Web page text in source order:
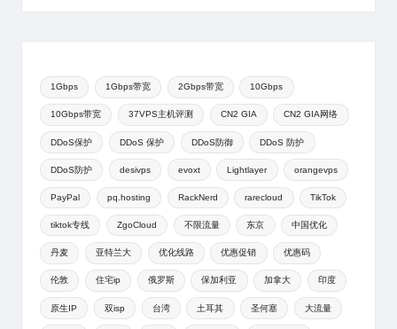
1Gbps 1Gbps带宽 2Gbps带宽 10Gbps
10Gbps带宽 37VPS主机评测 CN2 GIA CN2 GIA网络
DDoS保护 DDoS 保护 DDoS防御 DDoS 防护
DDoS防护 desivps evoxt Lightlayer orangevps
PayPal pq.hosting RackNerd rarecloud TikTok
tiktok专线 ZgoCloud 不限流量 东京 中国优化
丹麦 亚特兰大 优化线路 优惠促销 优惠码
伦敦 住宅ip 俄罗斯 保加利亚 加拿大 印度
原生IP 双isp 台湾 土耳其 圣何塞 大流量